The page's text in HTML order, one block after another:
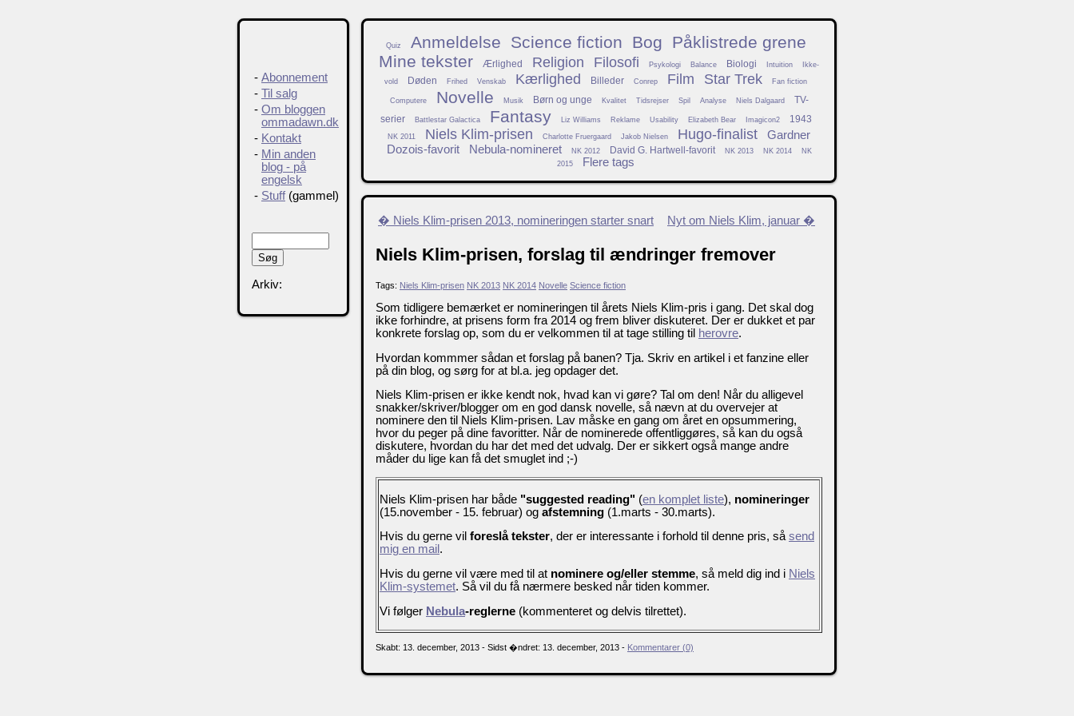
Quiz Anmeldelse Science fiction Bog
Påklistrede grene
Mine tekster
Ærlighed Religion Filosofi Psykologi Balance Biologi Intuition Ikke-
vold Døden Frihed Venskab Kærlighed Billeder Conrep Film Star Trek Fan fiction
Computere Novelle Musik Børn og unge Kvalitet Tidsrejser Spil Analyse Niels Dalgaard
TV-
serier
Battlestar Galactica Fantasy Liz Williams Reklame Usability Elizabeth Bear Imagicon2 1943
NK 2011 Niels Klim-prisen Charlotte Fruergaard Jakob Nielsen Hugo-finalist
Gardner
Dozois-favorit
Nebula-nomineret NK 2012 David G. Hartwell-favorit NK 2013 NK 2014
NK
2015
Flere tags
� Niels Klim-prisen 2013, nomineringen starter snart Nyt om Niels Klim, januar �
Niels Klim-prisen, forslag til ændringer fremover
Tags: Niels Klim-prisen NK 2013 NK 2014 Novelle Science fiction
Som tidligere bemærket er nomineringen til årets Niels Klim-pris i gang. Det skal dog
ikke forhindre, at prisens form fra 2014 og frem bliver diskuteret. Der er dukket et par
konkrete forslag op, som du er velkommen til at tage stilling til herovre.
Hvordan kommmer sådan et forslag på banen? Tja. Skriv en artikel i et fanzine eller
på din blog, og sørg for at bl.a. jeg opdager det.
Niels Klim-prisen er ikke kendt nok, hvad kan vi gøre? Tal om den! Når du alligevel
snakker/skriver/blogger om en god dansk novelle, så nævn at du overvejer at
nominere den til Niels Klim-prisen. Lav måske en gang om året en opsummering,
hvor du peger på dine favoritter. Når de nominerede offentliggøres, så kan du også
diskutere, hvordan du har det med det udvalg. Der er sikkert også mange andre
måder du lige kan få det smuglet ind ;-)
Niels Klim-prisen har både "suggested reading" (en komplet liste), nomineringer
(15.november - 15. februar) og afstemning (1.marts - 30.marts).
Hvis du gerne vil foreslå tekster, der er interessante i forhold til denne pris, såsend
mig en mail .
Hvis du gerne vil være med til at nominere og/eller stemme, så meld dig ind i Niels
Klim-systemet. Så vil du få nærmere besked når tiden kommer.
Vi følger Nebula-reglerne (kommenteret og delvis tilrettet).
Skabt: 13. december, 2013 - Sidst �ndret: 13. december, 2013 - Kommentarer (0)
- Abonnement
- Til salg
- Om bloggen
ommadawn.dk
- Kontakt
- Min anden
blog - på
engelsk
- Stuff(gammel)
Arkiv: